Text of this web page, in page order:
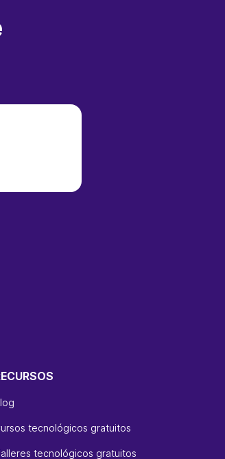
tecnológicos gratuitos
tecnológicos gratuitos